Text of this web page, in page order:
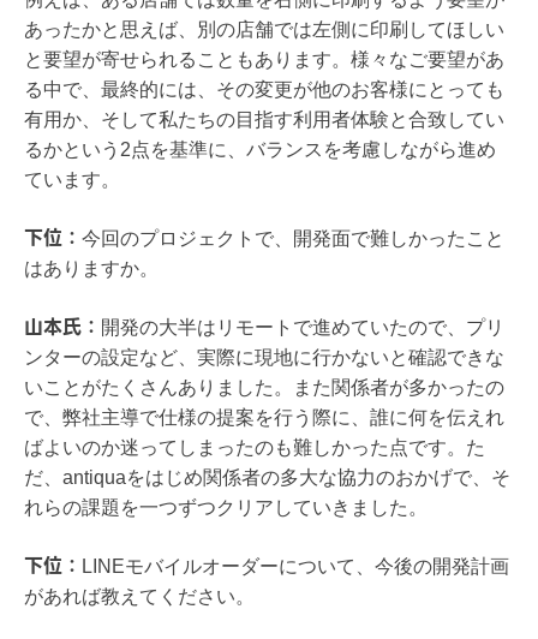
あったかと思えば、別の店舗では左側に印刷してほしい
と要望が寄せられることもあります。様々なご要望があ
る中で、最終的には、その変更が他のお客様にとっても
有用か、そして私たちの目指す利用者体験と合致してい
るかという2点を基準に、バランスを考慮しながら進め
ています。
下位： 今回のプロジェクトで、開発面で難しかったこと
はありますか。
山本氏： 開発の大半はリモートで進めていたので、プリ
ンターの設定など、実際に現地に行かないと確認できな
いことがたくさんありました。また関係者が多かったの
で、弊社主導で仕様の提案を行う際に、誰に何を伝えれ
ばよいのか迷ってしまったのも難しかった点です。た
だ、antiquaをはじめ関係者の多大な協力のおかげで、そ
れらの課題を一つずつクリアしていきました。
下位： LINEモバイルオーダーについて、今後の開発計画
があれば教えてください。